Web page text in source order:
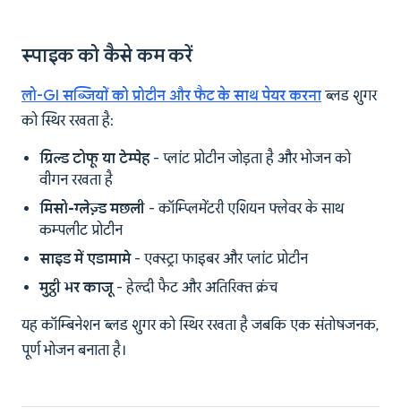
स्पाइक को कैसे कम करें
लो-GI सब्जियों को प्रोटीन और फैट के साथ पेयर करना ब्लड शुगर
को स्थिर रखता है:
ग्रिल्ड टोफू या टेम्पेह- प्लांट प्रोटीन जोड़ता है और भोजन को
वीगन रखता है
मिसो-ग्लेज़्ड मछली - कॉम्प्लिमेंटरी एशियन फ्लेवर के साथ
कम्पलीट प्रोटीन
साइड में एडामामे- एक्स्ट्रा फाइबर और प्लांट प्रोटीन
मुट्ठी भर काजू- हेल्दी फैट और अतिरिक्त क्रंच
यह कॉम्बिनेशन ब्लड शुगर को स्थिर रखता है जबकि एक संतोषजनक,
पूर्ण भोजन बनाता है।